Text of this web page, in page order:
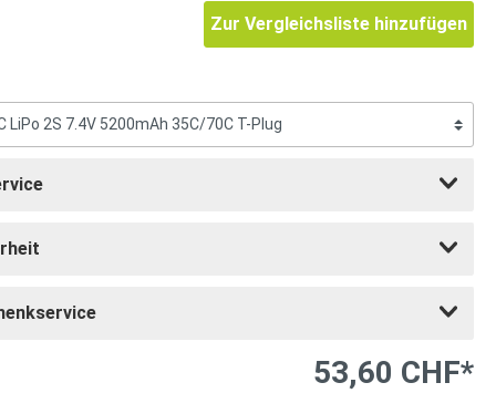
Zur Vergleichsliste hinzufügen
53,60 CHF*